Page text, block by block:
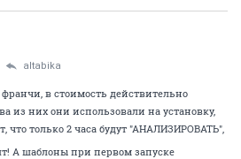
altabika
в стоимость действительно
из них они использовали на установку,
что только 2 часа будут "АНАЛИЗИРОВАТЬ",
А шаблоны при первом запуске